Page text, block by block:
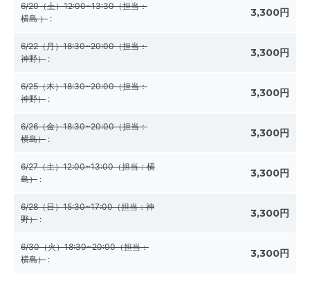
6/20（土）12:00~13:30（担当：
横島 ） : 3,300円
6/22（月）18:30~20:00（担当：
神野） : 3,300円
6/25（木）18:30~20:00（担当：
神野） : 3,300円
6/26（金）18:30~20:00（担当：
横島） : 3,300円
6/27（土）12:00~13:00（担当：横
島） : 3,300円
6/28（日）15:30~17:00（担当：神
野） : 3,300円
6/30（火）18:30~20:00（担当：
横島） : 3,300円